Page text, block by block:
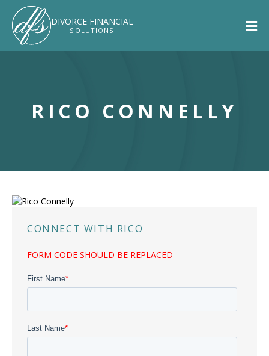
DIVORCE FINANCIAL
SOLUTIONS
RICO CONNELLY
CONNECT WITH RICO
FORM CODE SHOULD BE REPLACED